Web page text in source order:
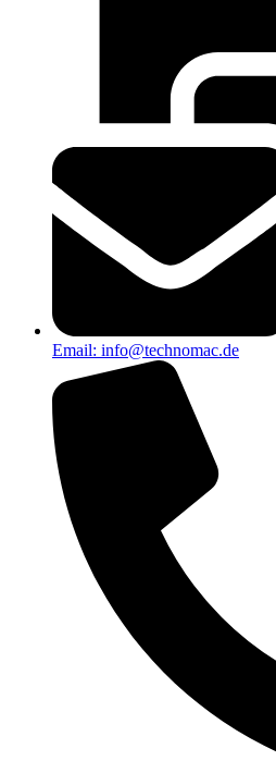
Email: info@technomac.de